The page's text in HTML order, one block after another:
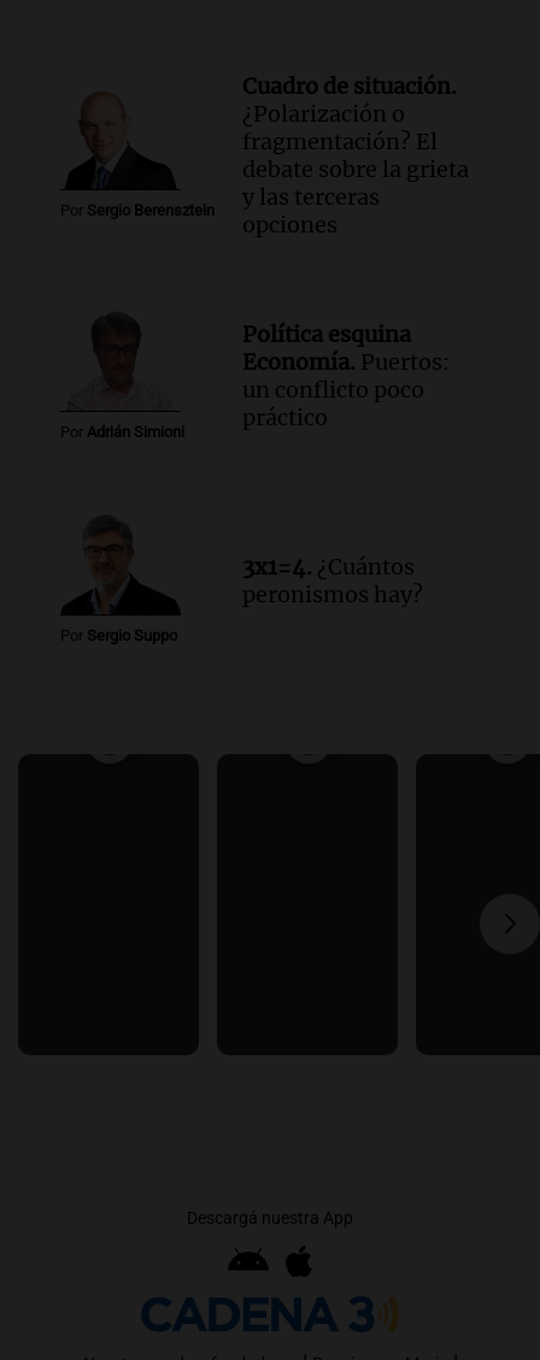
Por Sergio Berensztein
Cuadro de situación.
¿Polarización o
fragmentación? El
debate sobre la grieta
y las terceras
opciones
Por Adrián Simioni
Política esquina
Economía. Puertos:
un conflicto poco
práctico
Por Sergio Suppo
3x1=4. ¿Cuántos
peronismos hay?
Descargá nuestra App